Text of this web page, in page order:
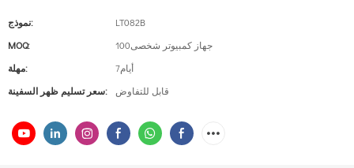
نموذج:
LT082B
MOQ:
جهاز كمبيوتر شخصى100
مهلة:
أيام7
سعر تسليم ظهر السفينة:
قابل للتفاوض